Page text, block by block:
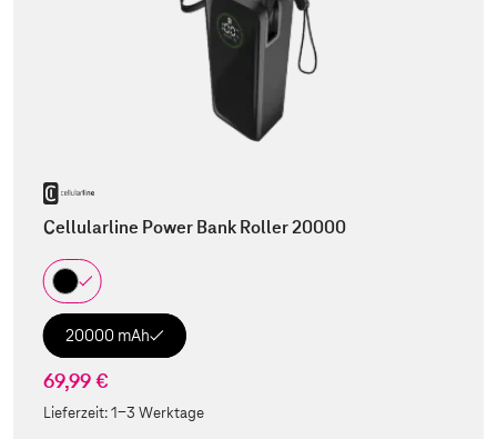
Cellularline Power Bank Roller 20000
20000 mAh
69,99 €
Lieferzeit:1-3 Werktage